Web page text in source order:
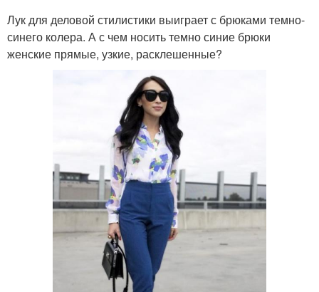
Лук для деловой стилистики выиграет с брюками темно-
синего колера. А с чем носить темно синие брюки
женские прямые, узкие, расклешенные?